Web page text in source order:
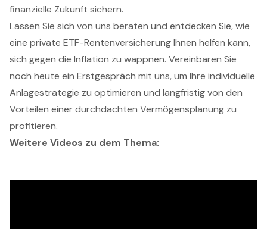
finanzielle Zukunft sichern.
Lassen Sie sich von uns beraten und entdecken Sie, wie
eine private ETF-Rentenversicherung Ihnen helfen kann,
sich gegen die Inflation zu wappnen. Vereinbaren Sie
noch heute ein Erstgespräch mit uns, um Ihre individuelle
Anlagestrategie zu optimieren und langfristig von den
Vorteilen einer durchdachten Vermögensplanung zu
profitieren.
Weitere Videos zu dem Thema: